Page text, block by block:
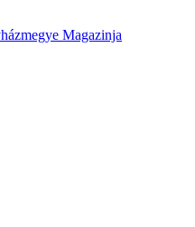
Magazinja